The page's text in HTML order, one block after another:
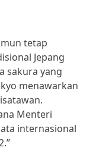
tetap
Jepang
sakura yang
menawarkan
Menteri
internasional